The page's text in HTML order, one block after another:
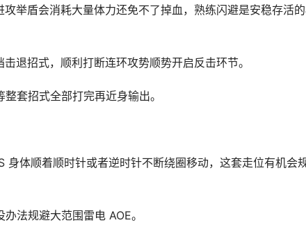
举盾会消耗大量体力还免不了掉血，熟练闪避是安稳存活
退招式，顺利打断连环攻势顺势开启反击环节。
套招式全部打完再近身输出。
身体顺着顺时针或者逆时针不断绕圈移动，这套走位有机会
法规避大范围雷电 AOE。